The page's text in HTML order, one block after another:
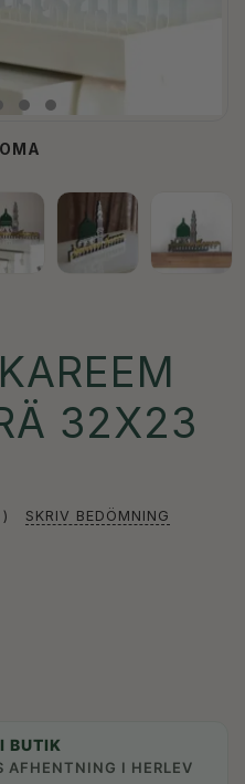
32X23
SKRIV BEDÖMNING
BUTIK
AFHENTNING I HERLEV